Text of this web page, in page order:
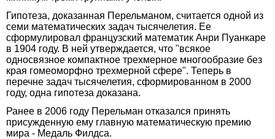
Гипотеза, доказанная Перельманом, считается одной из
семи математических задач тысячелетия. Ее
сформулировал французский математик Анри Пуанкаре
в 1904 году. В ней утверждается, что "всякое
односвязное компактное трехмерное многообразие без
края гомеоморфно трехмерной сфере". Теперь в
перечне задач тысячелетия, сформированном в 2000
году, одна гипотеза доказана.
Ранее в 2006 году Перельман отказался принять
присужденную ему главную математическую премию
мира - Медаль Филдса.